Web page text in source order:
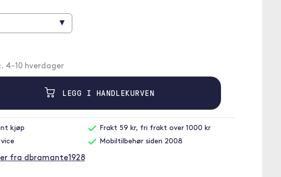
▾
4-10 hverdager
LEGG I HANDLEKURVEN
kjøp
Frakt 59 kr, fri frakt over 1000 kr
Mobiltilbehør siden 2008
fra dbramante1928